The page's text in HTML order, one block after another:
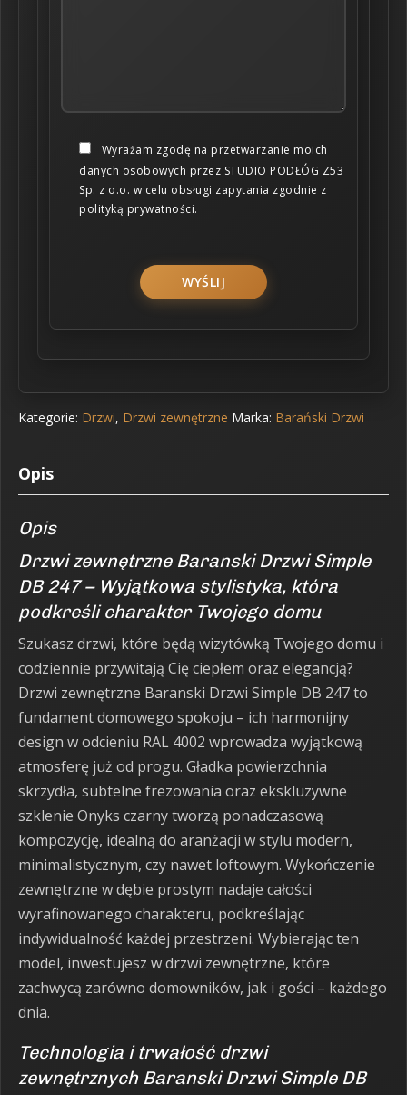
Wyrażam zgodę na przetwarzanie moich
danych osobowych przez STUDIO PODŁÓG Z53
Sp. z o.o. w celu obsługi zapytania zgodnie z
polityką prywatności.
Kategorie: Drzwi, Drzwi zewnętrzne Marka: Barański Drzwi
Opis
Opis
Drzwi zewnętrzne Baranski Drzwi Simple
DB 247 – Wyjątkowa stylistyka, która
podkreśli charakter Twojego domu
Szukasz drzwi, które będą wizytówką Twojego domu i
codziennie przywitają Cię ciepłem oraz elegancją?
Drzwi zewnętrzne Baranski Drzwi Simple DB 247 to
fundament domowego spokoju – ich harmonijny
design w odcieniu RAL 4002 wprowadza wyjątkową
atmosferę już od progu. Gładka powierzchnia
skrzydła, subtelne frezowania oraz ekskluzywne
szklenie Onyks czarny tworzą ponadczasową
kompozycję, idealną do aranżacji w stylu modern,
minimalistycznym, czy nawet loftowym. Wykończenie
zewnętrzne w dębie prostym nadaje całości
wyrafinowanego charakteru, podkreślając
indywidualność każdej przestrzeni. Wybierając ten
model, inwestujesz w drzwi zewnętrzne, które
zachwycą zarówno domowników, jak i gości – każdego
dnia.
Technologia i trwałość drzwi
zewnętrznych Baranski Drzwi Simple DB